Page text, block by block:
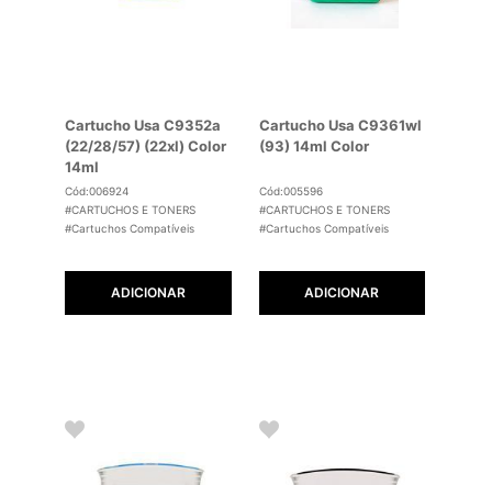
Cartucho Usa C9352a
(22/28/57) (22xl) Color
14ml
Cód:006924
#CARTUCHOS E TONERS
#Cartuchos Compatíveis
ADICIONAR
Cartucho Usa C9361wl
(93) 14ml Color
Cód:005596
#CARTUCHOS E TONERS
#Cartuchos Compatíveis
ADICIONAR